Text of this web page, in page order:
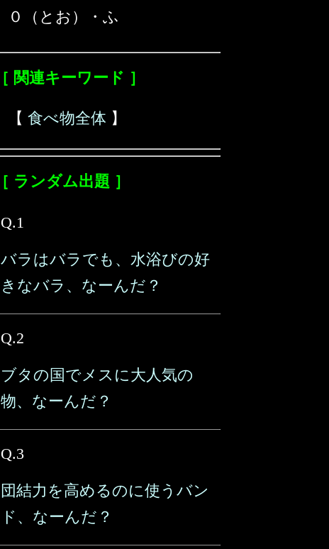
０（とお）・ふ
［ 関連キーワード ］
【 食べ物全体 】
［ ランダム出題 ］
Q.1
バラはバラでも、水浴びの好
きなバラ、なーんだ？
Q.2
ブタの国でメスに大人気の
物、なーんだ？
Q.3
団結力を高めるのに使うバン
ド、なーんだ？